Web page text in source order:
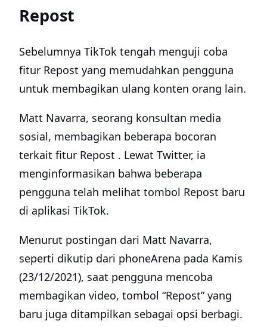
Repost
Sebelumnya TikTok tengah menguji coba
fitur Repost yang memudahkan pengguna
untuk membagikan ulang konten orang lain.
Matt Navarra, seorang konsultan media
sosial, membagikan beberapa bocoran
terkait fitur Repost . Lewat Twitter, ia
menginformasikan bahwa beberapa
pengguna telah melihat tombol Repost baru
di aplikasi TikTok.
Menurut postingan dari Matt Navarra,
seperti dikutip dari phoneArena pada Kamis
(23/12/2021), saat pengguna mencoba
membagikan video, tombol “Repost” yang
baru juga ditampilkan sebagai opsi berbagi.